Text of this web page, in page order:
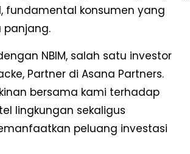
fundamental konsumen yang
panjang.
NBIM, salah satu investor
Partner di Asana Partners.
bersama kami terhadap
lingkungan sekaligus
peluang investasi